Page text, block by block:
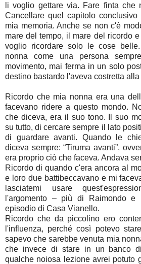
li voglio gettare via. Fare finta che
Cancellare quel capitolo
mia memoria. Anche se non c'è
mare del tempo, il mare del ricordo
voglio ricordare solo le cose
nonna come una persona
movimento, mai ferma in un solo
destino bastardo l'aveva costretta alla
Ricordo che mia nonna era una
facevano ridere a questo mondo.
che diceva, era il suo tono. Il suo
su tutto, di cercare sempre il lato
di guardare avanti. Quando le
diceva sempre: “Tiruma avanti”,
era proprio ciò che faceva. Andava
Ricordo di quando c'era ancora al
e loro due battibeccavano e mi
lasciatemi usare
l'argomento – più di Raimondo e
episodio di Casa Vianello.
Ricordo che da piccolino ero
l'influenza, perché così potevo
sapevo che sarebbe venuta mia
che invece di stare in un banco
qualche noiosa lezione avrei potuto